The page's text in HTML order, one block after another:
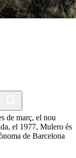
de març, el nou
, el 1977, Mulero és
de Barcelona